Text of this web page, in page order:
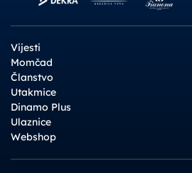
Vijesti
Momčad
Članstvo
Utakmice
Dinamo Plus
Ulaznice
Webshop